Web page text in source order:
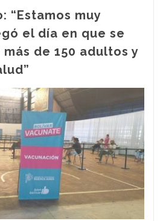
“Estamos muy
el día en que se
de 150 adultos y